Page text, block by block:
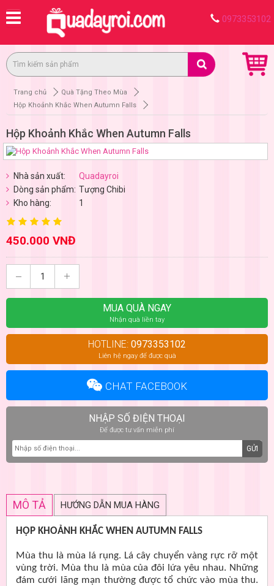
0973353102
Trang chủ
Quà Tặng Theo Mùa
Hộp Khoảnh Khắc When Autumn Falls
Hộp Khoảnh Khắc When Autumn Falls
Nhà sản xuất:
Quadayroi
Dòng sản phẩm: Tượng Chibi
Kho hàng:
1
450.000 VNĐ
MUA QUÀ NGAY
Nhận quà liền tay
HOTLINE: 0973353102
Liên hệ ngay để được quà
CHAT FACEBOOK
NHẬP SỐ ĐIỆN THOẠI
Để được tư vấn miễn phí
GỬI
MÔ TẢ HƯỚNG DẪN MUA HÀNG
HỘP KHOẢNH KHẮC WHEN AUTUMN FALLS
Mùa thu là mùa lá rụng. Lá cây chuyển vàng rực rỡ một
vùng trời. Mùa thu là mùa của đôi lứa yêu nhau. Những
đám cưới lãng mạn thường được tổ chức vào mùa thu.